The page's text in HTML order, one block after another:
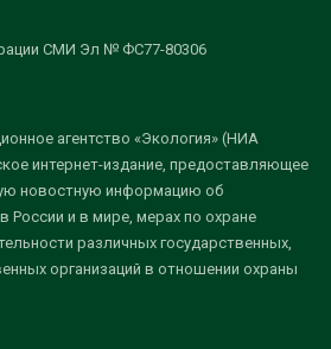
СМИ Эл № ФС77-80306
агентство «Экология» (НИА
интернет-издание, предоставляющее
новостную информацию об
России и в мире, мерах по охране
различных государственных,
организаций в отношении охраны